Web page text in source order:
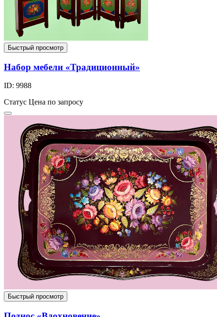
Быстрый просмотр
Набор мебели «Традиционный»
ID: 9988
Статус Цена по запросу
Быстрый просмотр